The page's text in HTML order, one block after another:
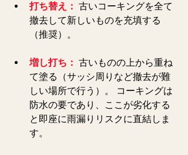
打ち替え： 古いコーキングを全て
撤去して新しいものを充填する
（推奨）。
増し打ち： 古いものの上から重ね
て塗る（サッシ周りなど撤去が難
しい場所で行う）。 コーキングは
防水の要であり、ここが劣化する
と即座に雨漏りリスクに直結しま
す。